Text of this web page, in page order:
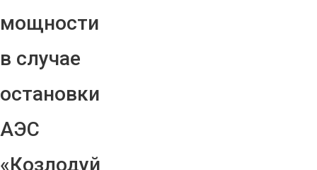
мощности
в случае
остановки
АЭС
«Козлодуй